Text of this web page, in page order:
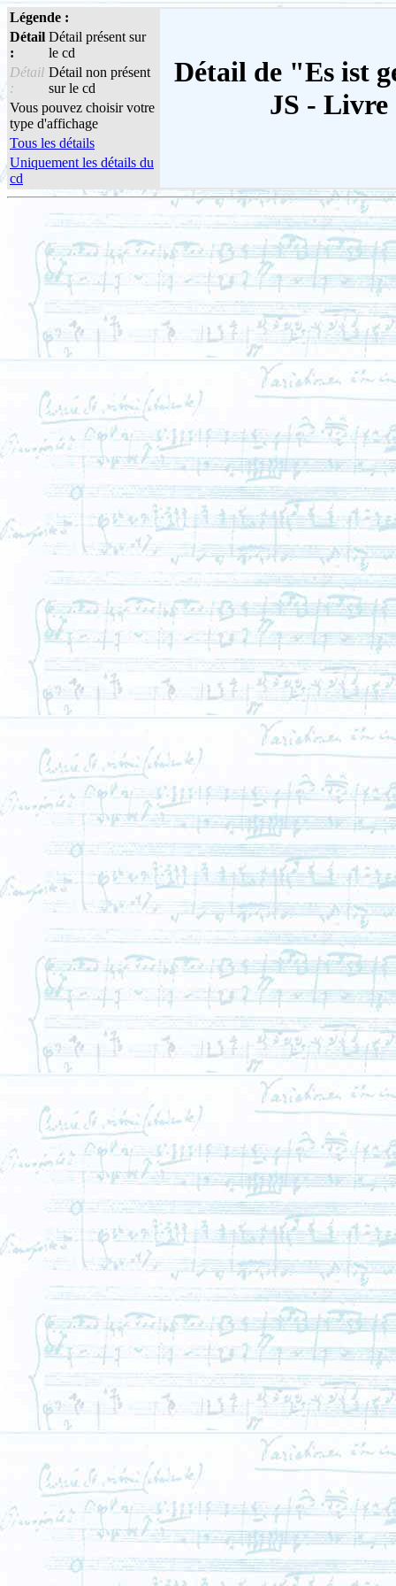
Légende :
Détail de "Es ist
JS -
Détail
:
Détail présent sur
le cd
Détail
:
Détail non présent
sur le cd
Vous pouvez choisir votre
type d'affichage
Tous les détails
Uniquement les détails du
cd